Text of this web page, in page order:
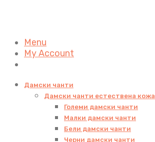
Menu
My Account
Дамски чанти
Дамски чанти естествена кожа
Големи дамски чанти
Малки дамски чанти
Бели дамски чанти
Черни дамски чанти